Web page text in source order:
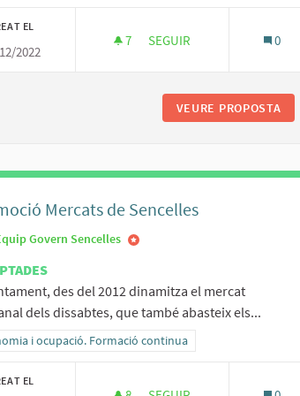
EL
2022
7 7 SEGUIDORES
SEGUIR
REFORÇAR EL RELLEU
0
VEURE PROPOSTA
Mercats de Sencelles
Govern Sencelles
des del 2012 dinamitza el mercat
dels dissabtes, que també abasteix els...
al filtrar per la categoria: Economia i ocupació.
i ocupació. Formació continua
EL